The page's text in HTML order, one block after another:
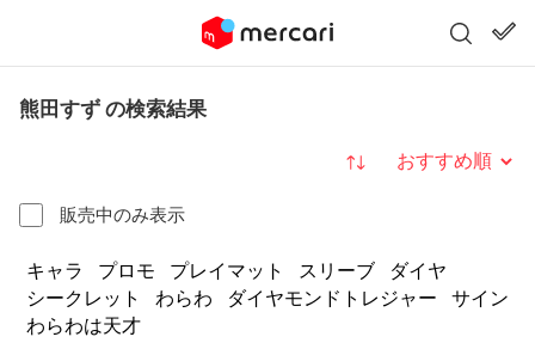
熊田すず の検索結果
販売中のみ表示
並び替え
キャラ プロモ プレイマット スリーブ
ダイヤ
シークレット
わらわ ダイヤモンドトレジャー
サイン
わらわは天才